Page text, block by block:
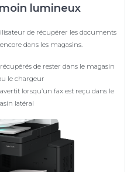
lumineux
de récupérer les documents
dans les magasins.
de rester dans le magasin
le chargeur
lorsqu’un fax est reçu dans le
latéral